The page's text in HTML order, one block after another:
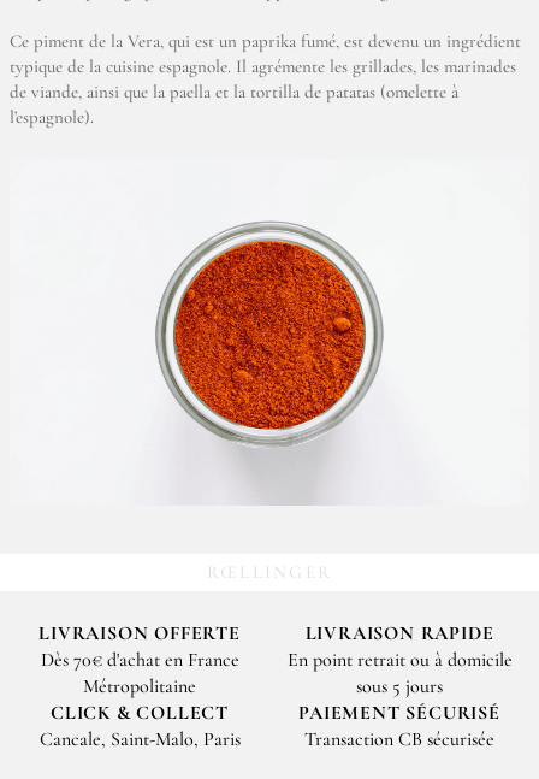
Ce piment de la Vera, qui est un paprika fumé, est devenu un ingrédient
typique de la cuisine espagnole. Il agrémente les grillades, les marinades
de viande, ainsi que la paella et la tortilla de patatas (omelette à
l’espagnole).
RŒLLINGER
LIVRAISON OFFERTE
Dès 70€ d'achat en France
Métropolitaine
LIVRAISON RAPIDE
En point retrait ou à domicile
sous 5 jours
CLICK & COLLECT
Cancale, Saint-Malo, Paris
PAIEMENT SÉCURISÉ
Transaction CB sécurisée